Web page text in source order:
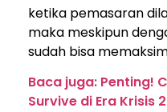
ketika pemasaran
maka meskipun
sudah bisa
Baca juga: Penting!
Survive di Era Krisis